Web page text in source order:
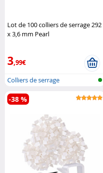
Lot de 100 colliers de serrage 292
x 3,6 mm Pearl
3,99€
Colliers de serrage
-38 %